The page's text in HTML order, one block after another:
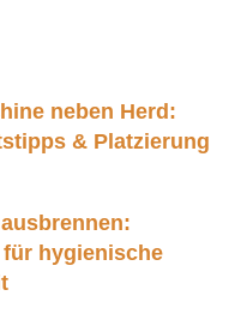
neben Herd:
& Platzierung
hygienische